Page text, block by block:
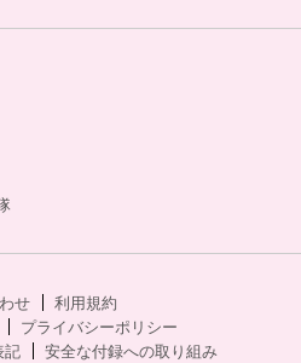
せ
利用規約
プライバシーポリシー
記
安全な付録への取り組み